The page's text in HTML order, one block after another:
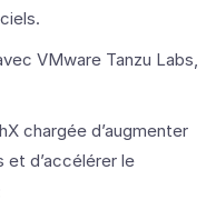
VMware Tanzu Labs,
chargée d’augmenter
et d’accélérer le